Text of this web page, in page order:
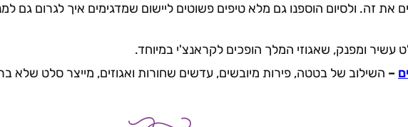
את זה. ולסיום הוספנו גם מלא טיפים פשוטים ליישום שמדגימים איך לגרום גם
עשיר ומפנק, שאגוזי המלך הופכים לקראנצ'י במיוחד.
– השילוב של בטטה, פירות מיובשים, עדשים שחורות ואגוזים, מייצר סלט שלא